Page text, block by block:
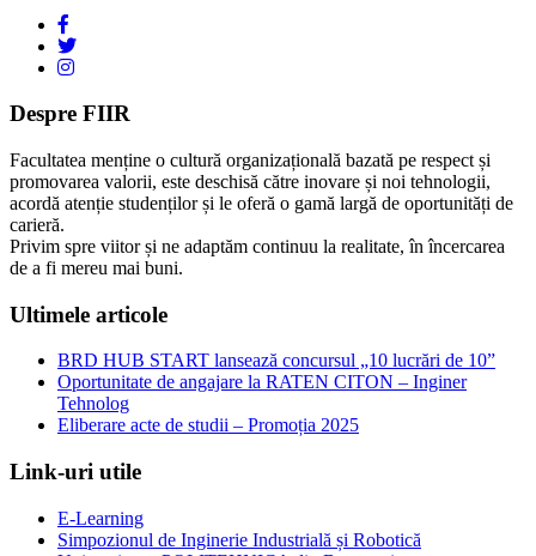
Despre FIIR
Facultatea menține o cultură organizațională bazată pe respect și
promovarea valorii, este deschisă către inovare și noi tehnologii,
acordă atenție studenților și le oferă o gamă largă de oportunități de
carieră.
Privim spre viitor și ne adaptăm continuu la realitate, în încercarea
de a fi mereu mai buni.
Ultimele articole
BRD HUB START lansează concursul „10 lucrări de 10”
Oportunitate de angajare la RATEN CITON – Inginer
Tehnolog
Eliberare acte de studii – Promoția 2025
Link-uri utile
E-Learning
Simpozionul de Inginerie Industrială și Robotică